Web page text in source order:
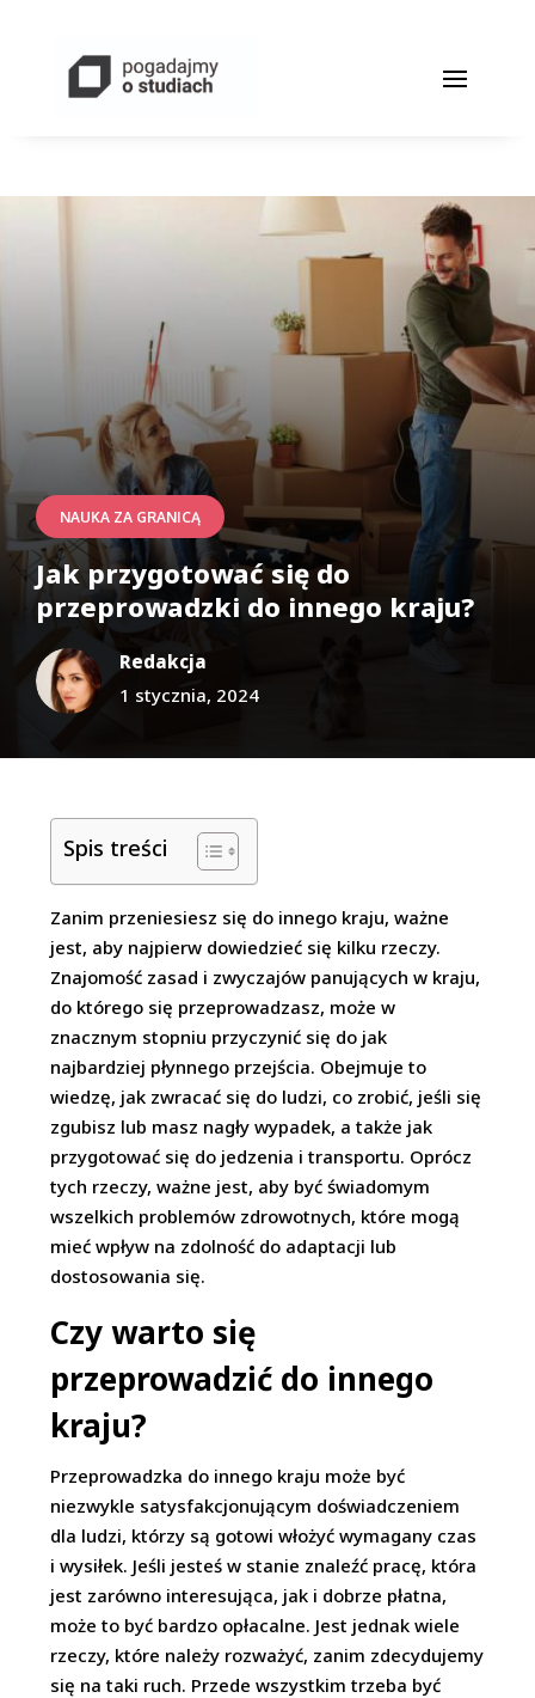
NAUKA ZA GRANICĄ
Jak przygotować się do
przeprowadzki do innego kraju?
Redakcja
1 stycznia, 2024
Spis treści
Zanim przeniesiesz się do innego kraju, ważne
jest, aby najpierw dowiedzieć się kilku rzeczy.
Znajomość zasad i zwyczajów panujących w kraju,
do którego się przeprowadzasz, może w
znacznym stopniu przyczynić się do jak
najbardziej płynnego przejścia. Obejmuje to
wiedzę, jak zwracać się do ludzi, co zrobić, jeśli się
zgubisz lub masz nagły wypadek, a także jak
przygotować się do jedzenia i transportu. Oprócz
tych rzeczy, ważne jest, aby być świadomym
wszelkich problemów zdrowotnych, które mogą
mieć wpływ na zdolność do adaptacji lub
dostosowania się.
Czy warto się
przeprowadzić do innego
kraju?
Przeprowadzka do innego kraju może być
niezwykle satysfakcjonującym doświadczeniem
dla ludzi, którzy są gotowi włożyć wymagany czas
i wysiłek. Jeśli jesteś w stanie znaleźć pracę, która
jest zarówno interesująca, jak i dobrze płatna,
może to być bardzo opłacalne. Jest jednak wiele
rzeczy, które należy rozważyć, zanim zdecydujemy
się na taki ruch. Przede wszystkim trzeba być